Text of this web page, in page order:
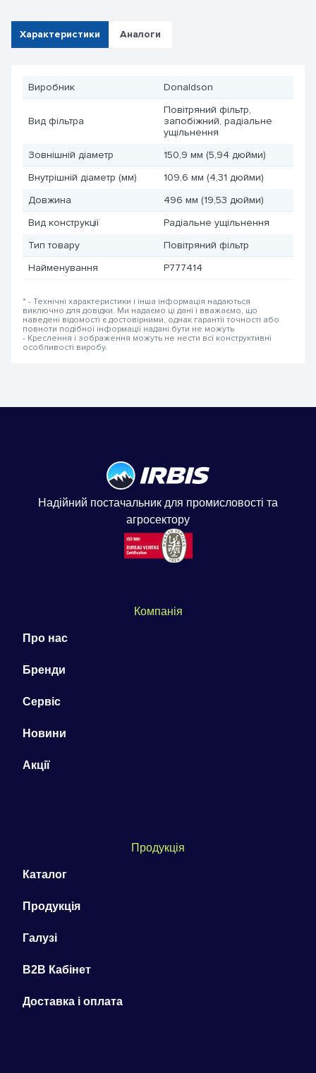
Характеристики Аналоги
Виробник Donaldson
Вид фільтра
Повітряний фільтр,
запобіжний, радіальне
ущільнення
Зовнішній діаметр
150,9 мм (5,94 дюйми)
Внутрішній діаметр (мм)
109,6 мм (4,31 дюйми)
Довжина
496 мм (19,53 дюйми)
Вид конструкції
Радіальне ущільнення
Тип товару
Повітряний фільтр
Найменування
P777414
* - Технічні характеристики і інша інформація надаються
виключно для довідки. Ми надаємо ці дані і вважаємо, що
наведені відомості є достовірними, однак гарантії точності або
повноти подібної інформації надані бути не можуть
- Креслення і зображення можуть не нести всі конструктивні
особливості виробу.
Надійний постачальник для промисловості та
агросектору
Компанія
Про нас
Бренди
Сервіс
Новини
Акції
Продукція
Каталог
Продукція
Галузі
B2B Кабінет
Доставка і оплата